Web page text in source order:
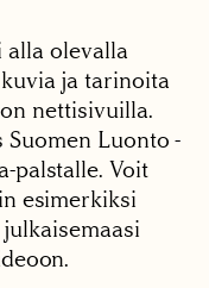
alla olevalla
ja tarinoita
nettisivuilla.
Luonto -
palstalle. Voit
esimerkiksi